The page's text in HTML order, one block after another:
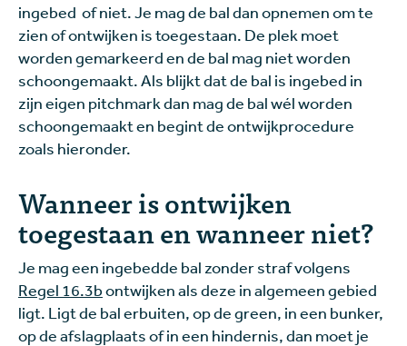
ingebed of niet. Je mag de bal dan opnemen om te
zien of ontwijken is toegestaan. De plek moet
worden gemarkeerd en de bal mag niet worden
schoongemaakt. Als blijkt dat de bal is ingebed in
zijn eigen pitchmark dan mag de bal wél worden
schoongemaakt en begint de ontwijkprocedure
zoals hieronder.
Wanneer is ontwijken
toegestaan en wanneer niet?
Je mag een ingebedde bal zonder straf volgens
Regel 16.3bontwijken als deze in algemeen gebied
ligt. Ligt de bal erbuiten, op de green, in een bunker,
op de afslagplaats of in een hindernis, dan moet je